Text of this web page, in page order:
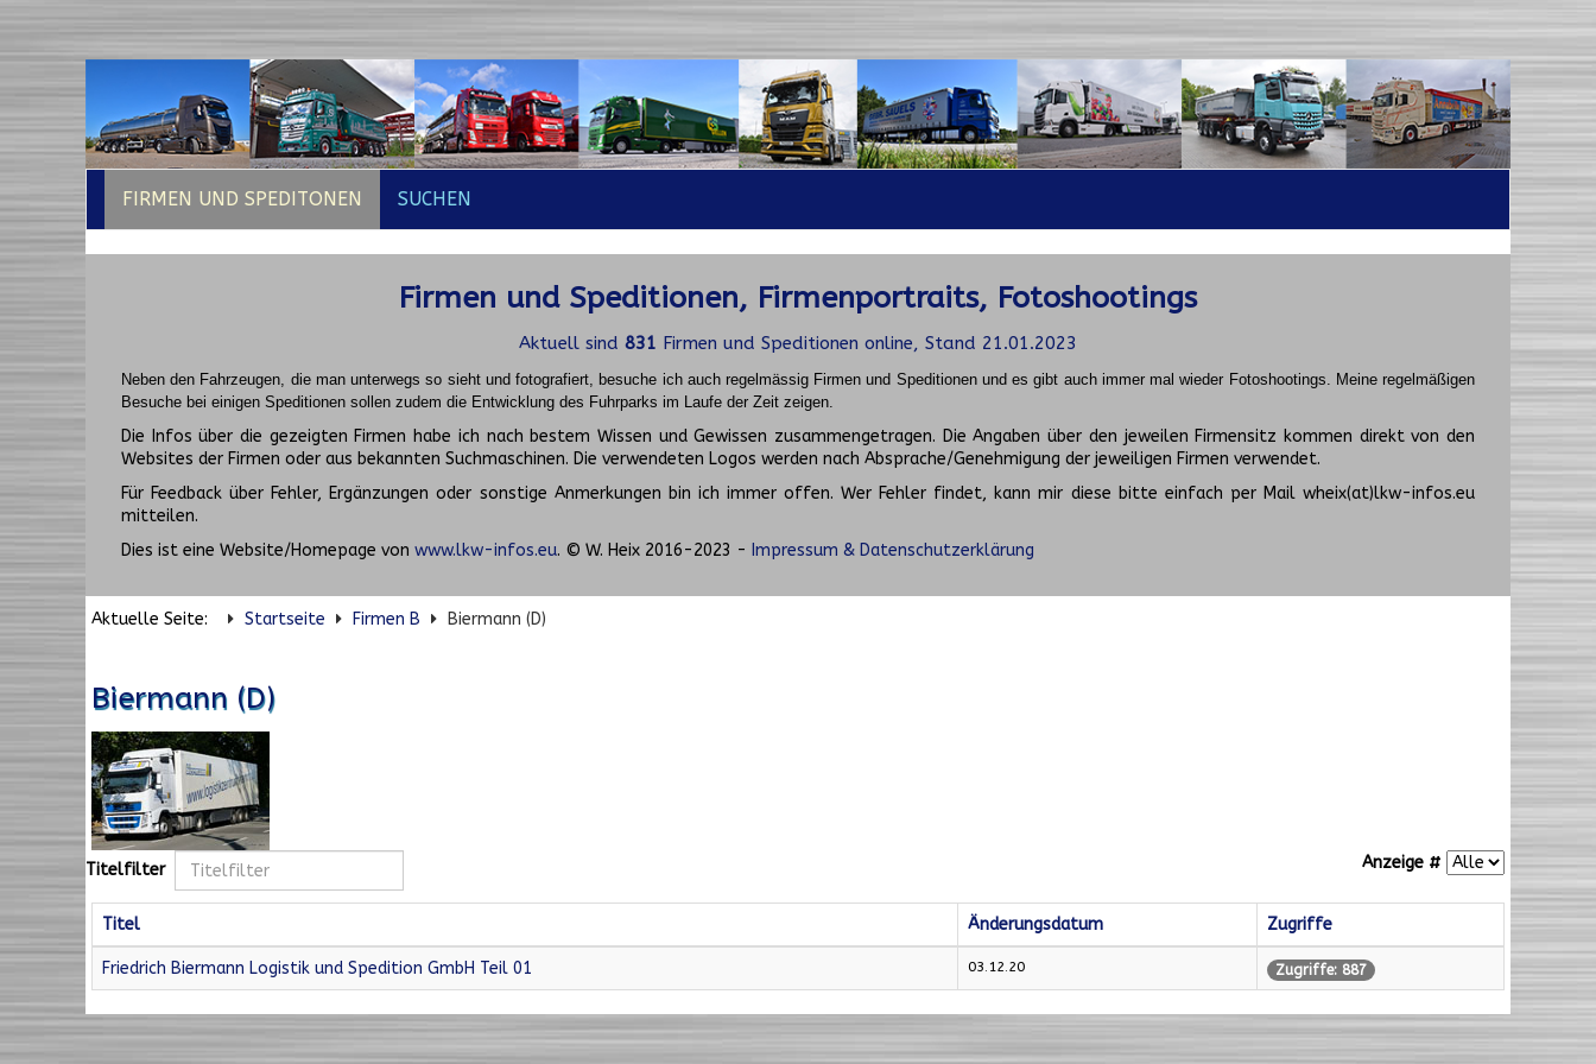
FIRMEN UND SPEDITONEN SUCHEN
Firmen und Speditionen, Firmenportraits, Fotoshootings
Aktuell sind 831 Firmen und Speditionen online, Stand 21.01.2023
Neben den Fahrzeugen, die man unterwegs so sieht und fotografiert, besuche ich auch regelmässig Firmen und Speditionen und es gibt auch immer mal wieder Fotoshootings. Meine regelmäßigen
Besuche bei einigen Speditionen sollen zudem die Entwicklung des Fuhrparks im Laufe der Zeit zeigen.
Die Infos über die gezeigten Firmen habe ich nach bestem Wissen und Gewissen zusammengetragen. Die Angaben über den jeweilen Firmensitz kommen direkt von den
Websites der Firmen oder aus bekannten Suchmaschinen. Die verwendeten Logos werden nach Absprache/Genehmigung der jeweiligen Firmen verwendet.
Für Feedback über Fehler, Ergänzungen oder sonstige Anmerkungen bin ich immer offen. Wer Fehler findet, kann mir diese bitte einfach per Mail wheix(at)lkw-infos.eu
mitteilen.
Dies ist eine Website/Homepage von www.lkw-infos.eu. © W. Heix 2016-2023 - Impressum & Datenschutzerklärung
Aktuelle Seite: Startseite Firmen B Biermann (D)
Biermann (D)
Titelfilter Anzeige #
Titel Änderungsdatum Zugriffe
Friedrich Biermann Logistik und Spedition GmbH Teil 01 03.12.20 Zugriffe: 887